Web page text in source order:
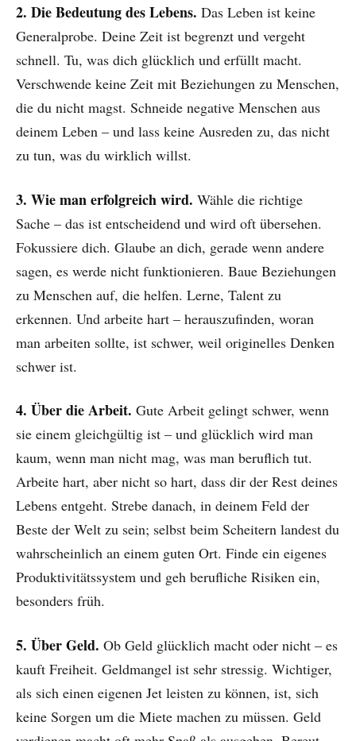
2. Die Bedeutung des Lebens. Das Leben ist keine
Generalprobe. Deine Zeit ist begrenzt und vergeht
schnell. Tu, was dich glücklich und erfüllt macht.
Verschwende keine Zeit mit Beziehungen zu Menschen,
die du nicht magst. Schneide negative Menschen aus
deinem Leben – und lass keine Ausreden zu, das nicht
zu tun, was du wirklich willst.
3. Wie man erfolgreich wird. Wähle die richtige
Sache – das ist entscheidend und wird oft übersehen.
Fokussiere dich. Glaube an dich, gerade wenn andere
sagen, es werde nicht funktionieren. Baue Beziehungen
zu Menschen auf, die helfen. Lerne, Talent zu
erkennen. Und arbeite hart – herauszufinden, woran
man arbeiten sollte, ist schwer, weil originelles Denken
schwer ist.
4. Über die Arbeit. Gute Arbeit gelingt schwer, wenn
sie einem gleichgültig ist – und glücklich wird man
kaum, wenn man nicht mag, was man beruflich tut.
Arbeite hart, aber nicht so hart, dass dir der Rest deines
Lebens entgeht. Strebe danach, in deinem Feld der
Beste der Welt zu sein; selbst beim Scheitern landest du
wahrscheinlich an einem guten Ort. Finde ein eigenes
Produktivitätssystem und geh berufliche Risiken ein,
besonders früh.
5. Über Geld. Ob Geld glücklich macht oder nicht – es
kauft Freiheit. Geldmangel ist sehr stressig. Wichtiger,
als sich einen eigenen Jet leisten zu können, ist, sich
keine Sorgen um die Miete machen zu müssen. Geld